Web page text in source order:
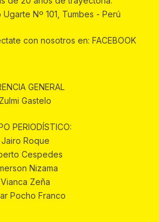
Nº 101, Tumbes - Perú
con nosotros en: FACEBOOK
GENERAL
Zulmi Gastelo
PERIODÍSTICO:
Jairo Roque
Cespedes
Nizama
Vianca Zeña
Pocho Franco